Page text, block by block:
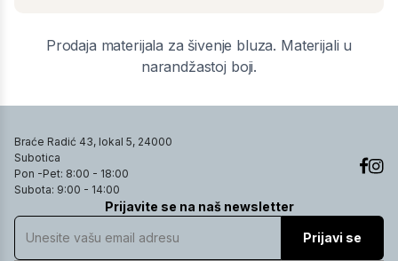
Prodaja materijala za šivenje bluza. Materijali u
narandžastoj boji.
Braće Radić 43, lokal 5, 24000
Subotica
Pon -Pet: 8:00 - 18:00
Subota: 9:00 - 14:00
Prijavite se na naš newsletter
Prijavi se